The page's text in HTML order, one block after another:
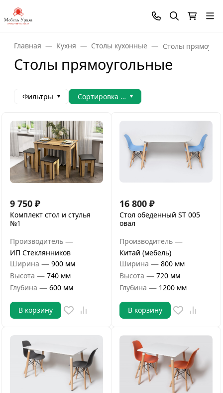
Главная Кухня Столы кухонные Столы
Столы прямоугольные
Фильтры Сортировка товаров
9 750 ₽
Комплект стол и стулья
№1
Производитель —
ИП Стеклянников
Ширина — 900 мм
Высота — 740 мм
Глубина — 600 мм
В корзину
16 800 ₽
Стол обеденный ST 005
овал
Производитель —
Китай (мебель)
Ширина — 800 мм
Высота — 720 мм
Глубина — 1200 мм
В корзину